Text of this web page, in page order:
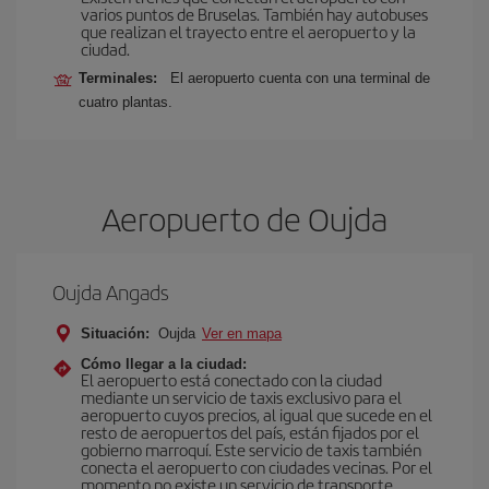
varios puntos de Bruselas. También hay autobuses
que realizan el trayecto entre el aeropuerto y la
ciudad.
Terminales:
El aeropuerto cuenta con una terminal de
cuatro plantas.
Aeropuerto de Oujda
Oujda Angads
Situación: Oujda Ver en mapa
Cómo llegar a la ciudad:
El aeropuerto está conectado con la ciudad
mediante un servicio de taxis exclusivo para el
aeropuerto cuyos precios, al igual que sucede en el
resto de aeropuertos del país, están fijados por el
gobierno marroquí. Este servicio de taxis también
conecta el aeropuerto con ciudades vecinas. Por el
momento no existe un servicio de transporte